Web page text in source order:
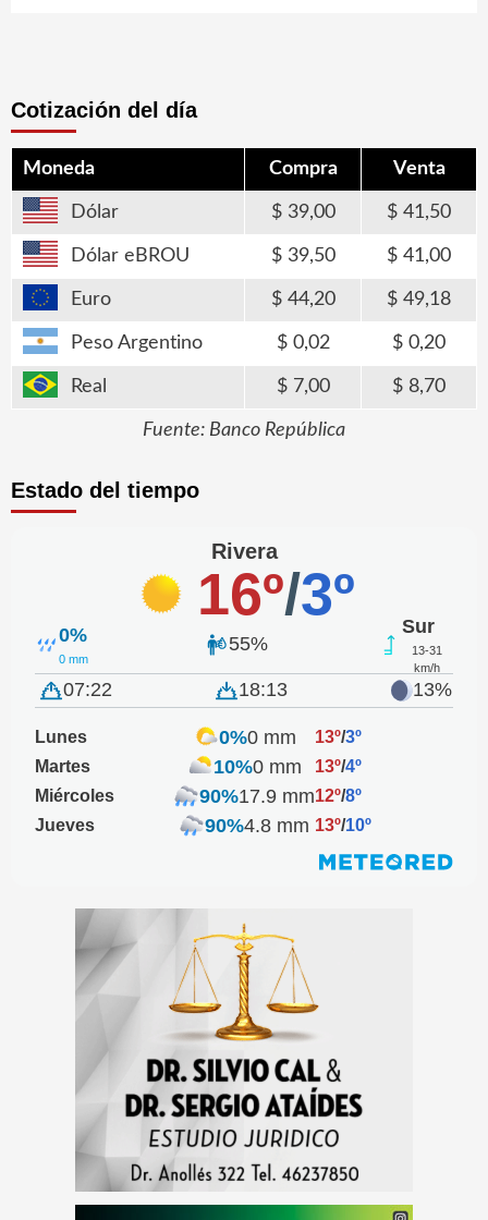
Cotización del día
Moneda Compra Venta
Dólar 39,00 41,50
Dólar eBROU 39,50 41,00
Euro 44,20 49,18
Peso Argentino 0,02 0,20
Real 7,00 8,70
Fuente: Banco República
Estado del tiempo
Rivera
16º/3º
0%
0 mm
55%
Sur
13-31
km/h
07:22 18:13 13%
Lunes 0%0 mm 13º/3º
Martes
10%0 mm 13º/4º
Miércoles
90%17.9 mm12º/8º
Jueves
90%4.8 mm 13º/10º